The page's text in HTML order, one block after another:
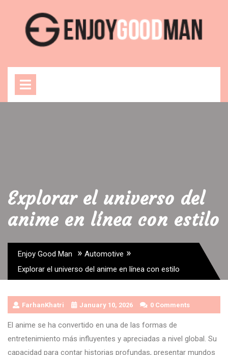
content
Explorar el universo del
anime en línea con estilo
Enjoy Good Man » Automotive »
Explorar el universo del anime en línea con estilo
FarhanKhatri January 10, 2026 0 Comments
El anime se ha convertido en una de las formas de
entretenimiento más influyentes y apreciadas a nivel global. Su
capacidad para contar historias profundas, presentar mundos